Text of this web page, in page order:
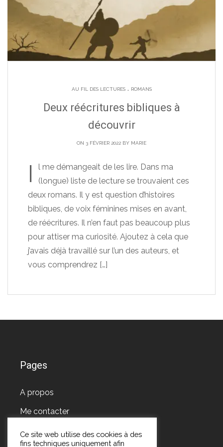
AU FIL DES LECTURES. ROMANS
Deux réécritures bibliques à
découvrir
ON 3 FÉVRIER 2022 BY MARIE
I
l me démangeait de les lire. Dans ma
(longue) liste de lecture se trouvaient ces
deux romans. Il y est question d’histoires
bibliques, de voix féminines mises en avant,
de réécritures. Il n’en faut pas beaucoup plus
pour attiser ma curiosité. Ajoutez à cela que
j’avais déjà travaillé sur l’un des auteurs, et
vous comprendrez […]
Pages
A propos
Me contacter
Ce site web utilise des cookies à des
fins techniques uniquement afin